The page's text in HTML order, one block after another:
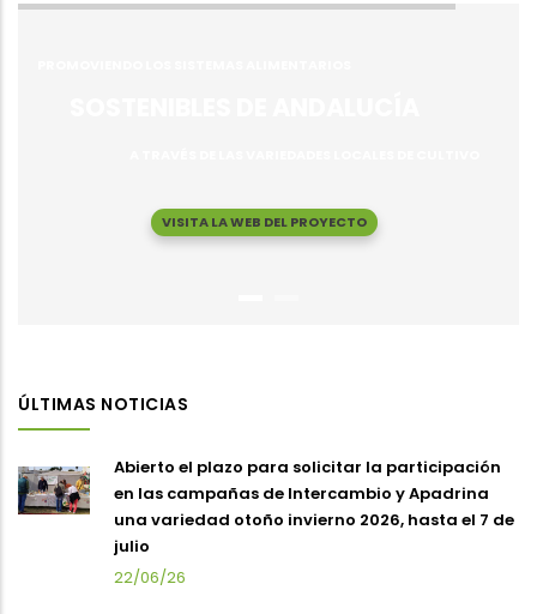
VISITA LA WEB DEL PROYECTO
ÚLTIMAS NOTICIAS
Abierto el plazo para solicitar la participación
en las campañas de Intercambio y Apadrina
una variedad otoño invierno 2026, hasta el 7 de
julio
22/06/26